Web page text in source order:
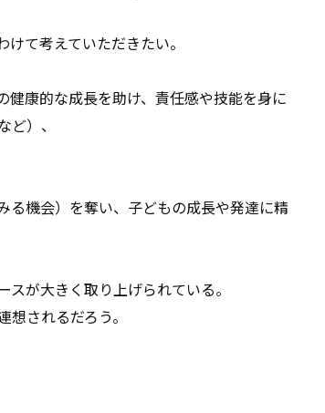
て考えていただきたい。
康的な成長を助け、責任感や技能を身に
）、
る機会）を奪い、子どもの成長や発達に精
が大きく取り上げられている。
されるだろう。